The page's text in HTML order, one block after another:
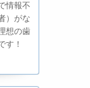
情報不
）がな
想の歯
す！